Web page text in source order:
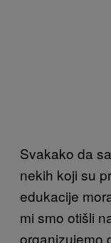
Svakako da
nekih koji su
edukacije
mi smo otišli
organizujemo